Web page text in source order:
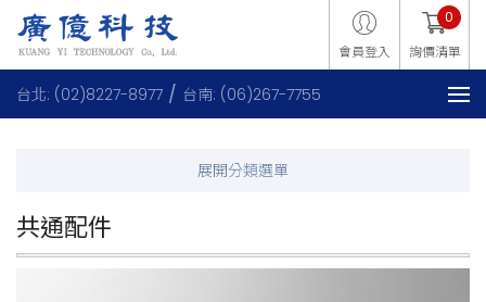
會員登入 詢價清單
0
台北: (02)8227-8977 台南: (06)267-7755
共通配件